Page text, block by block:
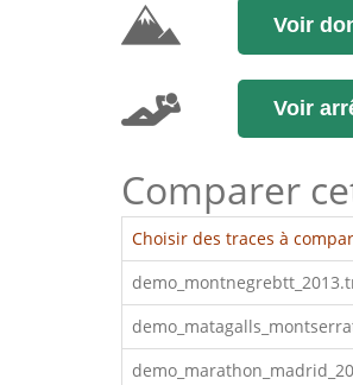
Voir
Voir
Comparer
Choisir des traces à